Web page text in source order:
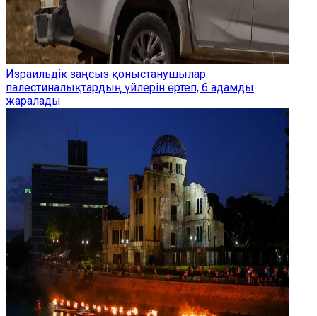
Израильдік заңсыз қоныстанушылар
палестиналықтардың үйлерін өртеп, 6 адамды
жаралады